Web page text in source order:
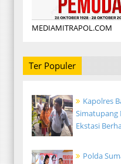
MEDIAMITRAPOL.COM
Ter Populer
Kapolres
Simatupang
Ekstasi
Polda